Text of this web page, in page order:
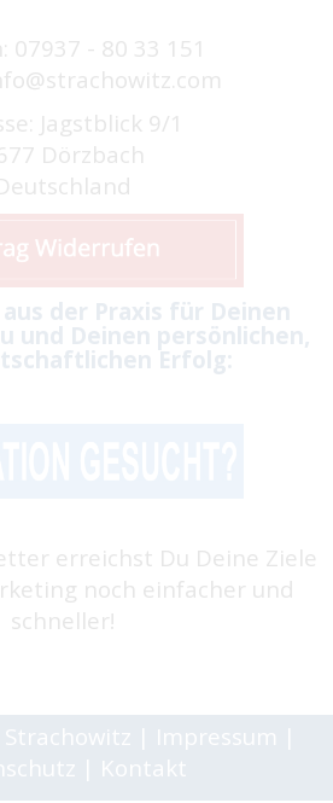
07937 - 80 33 151
Jagstblick 9/1
Dörzbach
der Praxis für Deinen
und Deinen persönlichen,
Erfolg:
erreichst Du Deine Ziele
noch einfacher und
schneller!
| Impressum |
| Kontakt